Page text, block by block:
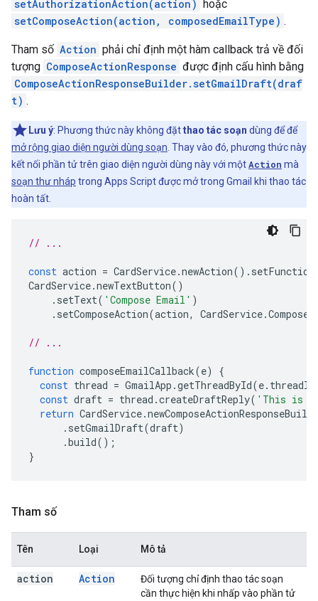
setAuthorizationAction(action)
hoặc
setComposeAction(action, composedEmailType) .
Tham số Action phải chỉ định một hàm callback trả về đối
tượng ComposeActionResponse được định cấu hình bằng
ComposeActionResponseBuilder.setGmailDraft(draf
t) .
Lưu ý: Phương thức này không đặtthao tác soạn dùng để để
mở rộng giao diện người dùng soạn . Thay vào đó, phương thức này
kết nối phần tử trên giao diện người dùng này với mộtAction mà
soạn thư nháp trong Apps Script được mở trong Gmail khi thao tác
hoàn tất.
// ...
const action = CardService.newAction().
CardService.newTextButton()
. setText( 'Compose Email' )
. setComposeAction(action, CardService.
// ...
function composeEmailCallback(e)
{
const thread = GmailApp .getThreadById(e. threadId
const draft = thread .createDraftReply( 'This is
return CardService.
. setGmailDraft(draft)
.build();
}
Tham số
Tên Loại Mô tả
action Action
Đối tượng chỉ định thao tác soạn
cần thực hiện khi nhấp vào phần tử